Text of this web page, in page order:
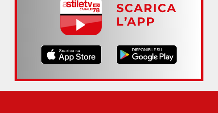
SCARICA
L’APP